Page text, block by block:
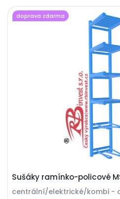
Sušáky ramínko-policové
centrální/elektrické/kombi -
doprava zdarma